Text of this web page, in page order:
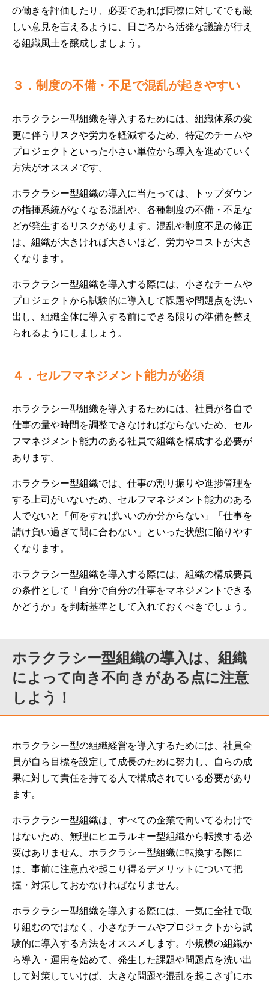
の働きを評価したり、必要であれば同僚に対してでも厳
しい意見を言えるように、日ごろから活発な議論が行え
る組織風土を醸成しましょう。
３．制度の不備・不足で混乱が起きやすい
ホラクラシー型組織を導入するためには、組織体系の変
更に伴うリスクや労力を軽減するため、特定のチームや
プロジェクトといった小さい単位から導入を進めていく
方法がオススメです。
ホラクラシー型組織の導入に当たっては、トップダウン
の指揮系統がなくなる混乱や、各種制度の不備・不足な
どが発生するリスクがあります。混乱や制度不足の修正
は、組織が大きければ大きいほど、労力やコストが大き
くなります。
ホラクラシー型組織を導入する際には、小さなチームや
プロジェクトから試験的に導入して課題や問題点を洗い
出し、組織全体に導入する前にできる限りの準備を整え
られるようにしましょう。
４．セルフマネジメント能力が必須
ホラクラシー型組織を導入するためには、社員が各自で
仕事の量や時間を調整できなければならないため、セル
フマネジメント能力のある社員で組織を構成する必要が
あります。
ホラクラシー型組織では、仕事の割り振りや進捗管理を
する上司がいないため、セルフマネジメント能力のある
人でないと「何をすればいいのか分からない」「仕事を
請け負い過ぎて間に合わない」といった状態に陥りやす
くなります。
ホラクラシー型組織を導入する際には、組織の構成要員
の条件として「自分で自分の仕事をマネジメントできる
かどうか」を判断基準として入れておくべきでしょう。
ホラクラシー型組織の導入は、組織
によって向き不向きがある点に注意
しよう！
ホラクラシー型の組織経営を導入するためには、社員全
員が自ら目標を設定して成長のために努力し、自らの成
果に対して責任を持てる人で構成されている必要があり
ます。
ホラクラシー型組織は、すべての企業で向いてるわけで
はないため、無理にヒエラルキー型組織から転換する必
要はありません。ホラクラシー型組織に転換する際に
は、事前に注意点や起こり得るデメリットについて把
握・対策しておかなければなりません。
ホラクラシー型組織を導入する際には、一気に全社で取
り組むのではなく、小さなチームやプロジェクトから試
験的に導入する方法をオススメします。小規模の組織か
ら導入・運用を始めて、発生した課題や問題点を洗い出
して対策していけば、大きな問題や混乱を起こさずにホ